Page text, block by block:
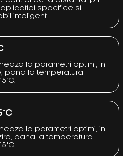
aplicatiei specifice si
inteligent
la parametri optimi, in
pana la temperatura
la parametri optimi, in
pana la temperatura